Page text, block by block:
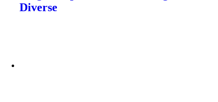
Diverse